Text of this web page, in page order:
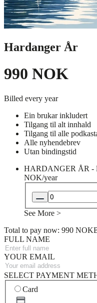
Hardanger År
990 NOK
Billed every year
Ein brukar inkludert
Tilgang til alt innhald
Tilgang til alle
Alle nyhendebrev
Utan bindingstid
HARDANGER ÅR -
NOK/year
See More >
Total to pay now: 990 NOK
FULL NAME
YOUR EMAIL
SELECT PAYMENT
Card